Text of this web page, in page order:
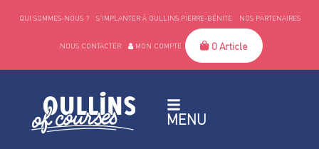
QUI SOMMES-NOUS ? S’IMPLANTER À OULLINS PIERRE-BÉNITE NOS PARTENAIRES
NOUS CONTACTER MON COMPTE 0 Article
MENU